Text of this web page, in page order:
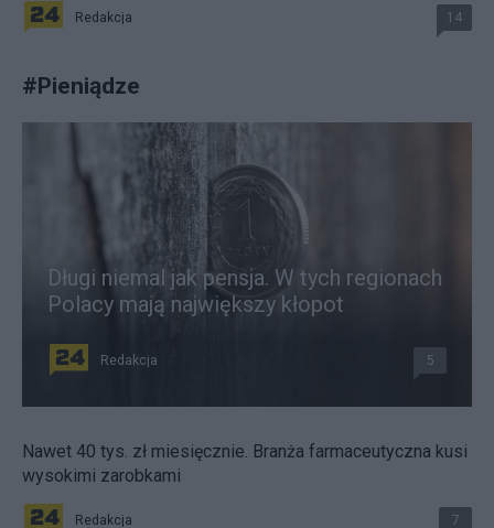
Redakcja 14
#Pieniądze
Długi niemal jak pensja. W tych regionach
Polacy mają największy kłopot
Redakcja 5
Nawet 40 tys. zł miesięcznie. Branża farmaceutyczna kusi
wysokimi zarobkami
Redakcja 7